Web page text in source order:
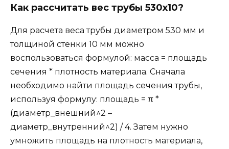
Как рассчитать вес трубы 530х10?
Для расчета веса трубы диаметром 530 мм и
толщиной стенки 10 мм можно
воспользоваться формулой: масса = площадь
сечения * плотность материала. Сначала
необходимо найти площадь сечения трубы,
используя формулу: площадь = π *
(диаметр_внешний^2 –
диаметр_внутренний^2) / 4. Затем нужно
умножить площадь на плотность материала,